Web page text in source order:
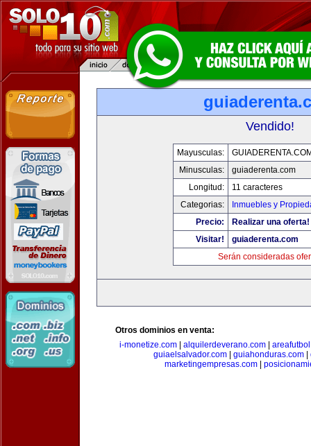
Vendido!
Mayusculas:
Minusculas:
guiaderenta.com
Longitud:
11 caracteres
Categorias:
Inmuebles y
Precio:
Realizar una oferta!
Visitar!
guiaderenta.com
Serán consideradas
Otros dominios en venta:
i-monetize.com
alquilerdeverano.com
guiaelsalvador.com| guiahonduras.com|
marketingempresas.com